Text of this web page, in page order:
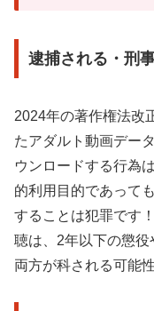
逮捕される・刑
2024年の著作権法改
たアダルト動画デー
ウンロードする行為
的利用目的であって
することは犯罪です
聴は、2年以下の懲
両方が科される可能